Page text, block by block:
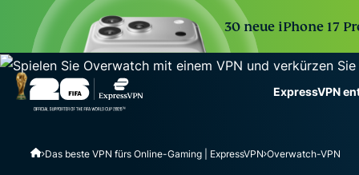
30 neue iPhone 17
ExpressVPN
VPN protection for
Das beste VPN fürs Online-Gaming | ExpressVPN Overwatch-VPN